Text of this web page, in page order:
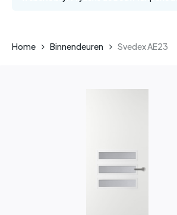
Home Binnendeuren Svedex AE23